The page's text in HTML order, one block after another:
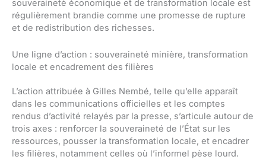
souveraineté économique et de transformation locale est
régulièrement brandie comme une promesse de rupture
et de redistribution des richesses.
Une ligne d’action : souveraineté minière, transformation
locale et encadrement des filières
L’action attribuée à Gilles Nembé, telle qu’elle apparaît
dans les communications officielles et les comptes
rendus d’activité relayés par la presse, s’articule autour de
trois axes : renforcer la souveraineté de l’État sur les
ressources, pousser la transformation locale, et encadrer
les filières, notamment celles où l’informel pèse lourd.